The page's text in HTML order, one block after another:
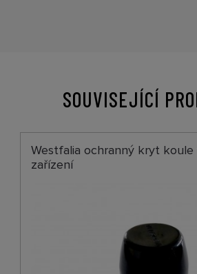
SOUVISEJÍCÍ
Westfalia ochranný kryt koule
zařízení